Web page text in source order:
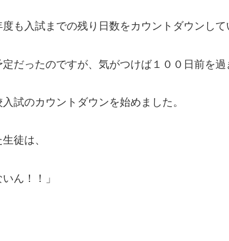
も入試までの残り日数をカウントダウンして
だったのですが、気がつけば１００日前を過
試のカウントダウンを始めました。
徒は、
ん！！」